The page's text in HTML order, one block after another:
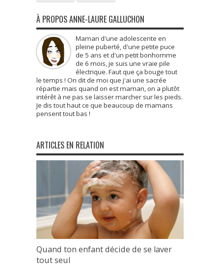
À PROPOS ANNE-LAURE GALLUCHON
Maman d'une adolescente en
pleine puberté, d'une petite puce
de 5 ans et d'un petit bonhomme
de 6 mois, je suis une vraie pile
électrique. Faut que ça bouge tout
le temps ! On dit de moi que j'ai une sacrée
répartie mais quand on est maman, on a plutôt
intérêt à ne pas se laisser marcher sur les pieds.
Je dis tout haut ce que beaucoup de mamans
pensent tout bas !
ARTICLES EN RELATION
Quand ton enfant décide de se laver
tout seul